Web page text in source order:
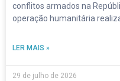
conflitos armados na
operação humanitária
LER MAIS »
29 de julho de 2026